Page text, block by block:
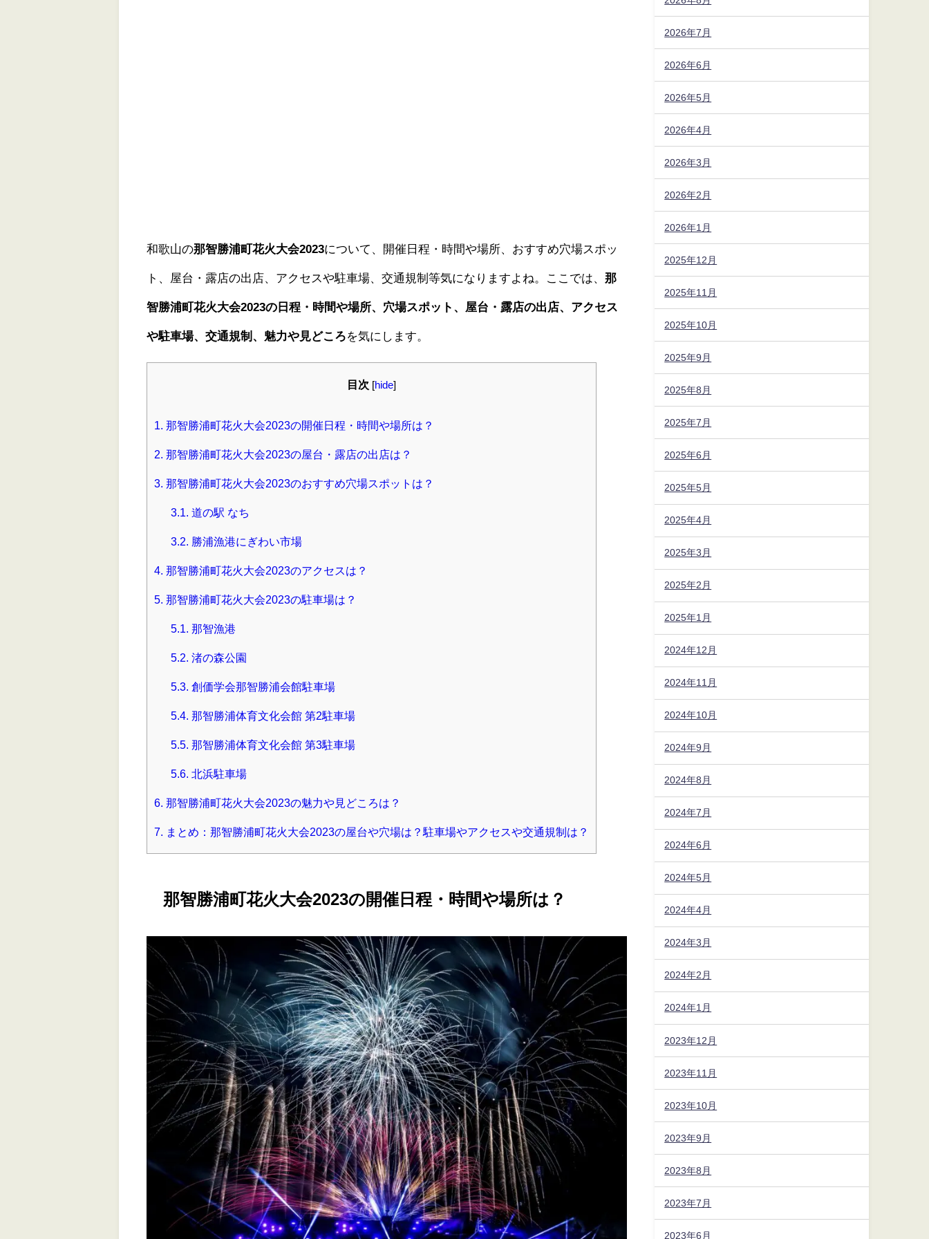
和歌山の那智勝浦町花火大会2023について、開催日程・時間や場所、おすすめ穴場スポッ
ト、屋台・露店の出店、アクセスや駐車場、交通規制等気になりますよね。ここでは、那
智勝浦町花火大会2023の日程・時間や場所、穴場スポット、屋台・露店の出店、アクセス
や駐車場、交通規制、魅力や見どころを気にします。
目次 hide
1. 那智勝浦町花火大会2023の開催日程・時間や場所は？
2. 那智勝浦町花火大会2023の屋台・露店の出店は？
3. 那智勝浦町花火大会2023のおすすめ穴場スポットは？
3.1. 道の駅 なち
3.2. 勝浦漁港にぎわい市場
4. 那智勝浦町花火大会2023のアクセスは？
5. 那智勝浦町花火大会2023の駐車場は？
5.1. 那智漁港
5.2. 渚の森公園
5.3. 創価学会那智勝浦会館駐車場
5.4. 那智勝浦体育文化会館 第2駐車場
5.5. 那智勝浦体育文化会館 第3駐車場
5.6. 北浜駐車場
6. 那智勝浦町花火大会2023の魅力や見どころは？
7. まとめ：那智勝浦町花火大会2023の屋台や穴場は？駐車場やアクセスや交通規制は？
那智勝浦町花火大会2023の開催日程・時間や場所は？
2026年7月
2026年6月
2026年5月
2026年4月
2026年3月
2026年2月
2026年1月
2025年12月
2025年11月
2025年10月
2025年9月
2025年8月
2025年7月
2025年6月
2025年5月
2025年4月
2025年3月
2025年2月
2025年1月
2024年12月
2024年11月
2024年10月
2024年9月
2024年8月
2024年7月
2024年6月
2024年5月
2024年4月
2024年3月
2024年2月
2024年1月
2023年12月
2023年11月
2023年10月
2023年9月
2023年8月
2023年7月
2023年6月